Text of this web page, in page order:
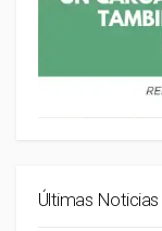
Últimas Noticias